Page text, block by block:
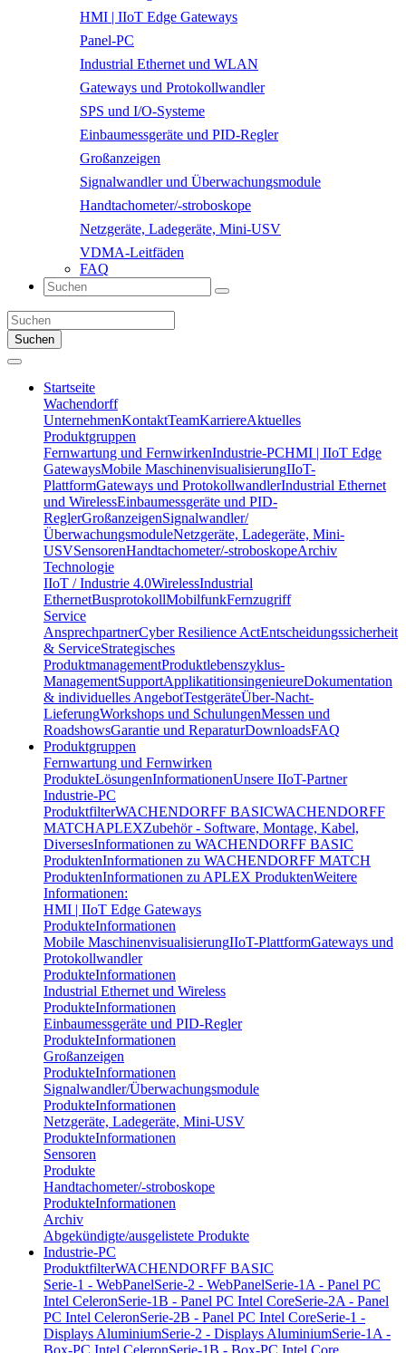
HMI | IIoT Edge Gateways
Panel-PC
Industrial Ethernet und WLAN
Gateways und Protokollwandler
SPS und I/O-Systeme
Einbaumessgeräte und PID-Regler
Großanzeigen
Signalwandler und Überwachungsmodule
Handtachometer/-stroboskope
Netzgeräte, Ladegeräte, Mini-USV
VDMA-Leitfäden
FAQ
Suchen
Startseite
Wachendorff
UnternehmenKontaktTeamKarriereAktuelles
Produktgruppen
Fernwartung und FernwirkenIndustrie-PCHMI | IIoT Edge
GatewaysMobile MaschinenvisualisierungIIoT-
PlattformGateways und ProtokollwandlerIndustrial Ethernet
und WirelessEinbaumessgeräte und PID-
ReglerGroßanzeigenSignalwandler/
ÜberwachungsmoduleNetzgeräte, Ladegeräte, Mini-
USVSensorenHandtachometer/-stroboskopeArchiv
Technologie
IIoT / Industrie 4.0WirelessIndustrial
EthernetBusprotokollMobilfunkFernzugriff
Service
AnsprechpartnerCyber Resilience ActEntscheidungssicherheit
& ServiceStrategisches
ProduktmanagementProduktlebenszyklus-
ManagementSupportApplikatitionsingenieureDokumentation
& individuelles AngebotTestgeräteÜber-Nacht-
LieferungWorkshops und SchulungenMessen und
RoadshowsGarantie und ReparaturDownloadsFAQ
Produktgruppen
Fernwartung und Fernwirken
ProdukteLösungenInformationenUnsere IIoT-Partner
Industrie-PC
ProduktfilterWACHENDORFF BASICWACHENDORFF
MATCHAPLEXZubehör - Software, Montage, Kabel,
DiversesInformationen zu WACHENDORFF BASIC
ProduktenInformationen zu WACHENDORFF MATCH
ProduktenInformationen zu APLEX ProduktenWeitere
Informationen:
HMI | IIoT Edge Gateways
ProdukteInformationen
Mobile MaschinenvisualisierungIIoT-PlattformGateways und
Protokollwandler
ProdukteInformationen
Industrial Ethernet und Wireless
ProdukteInformationen
Einbaumessgeräte und PID-Regler
ProdukteInformationen
Großanzeigen
ProdukteInformationen
Signalwandler/Überwachungsmodule
ProdukteInformationen
Netzgeräte, Ladegeräte, Mini-USV
ProdukteInformationen
Sensoren
Produkte
Handtachometer/-stroboskope
ProdukteInformationen
Archiv
Abgekündigte/ausgelistete Produkte
Industrie-PC
ProduktfilterWACHENDORFF BASIC
Serie-1 - WebPanelSerie-2 - WebPanelSerie-1A - Panel PC
Intel CeleronSerie-1B - Panel PC Intel CoreSerie-2A - Panel
PC Intel CeleronSerie-2B - Panel PC Intel CoreSerie-1 -
Displays AluminiumSerie-2 - Displays AluminiumSerie-1A -
Box-PC Intel CeleronSerie-1B - Box-PC Intel Core